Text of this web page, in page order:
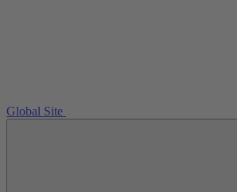
Global Site